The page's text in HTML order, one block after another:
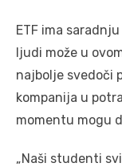
ETF ima
ljudi može u
najbolje svedoči
kompanija u
momentu mogu
„Naši studenti